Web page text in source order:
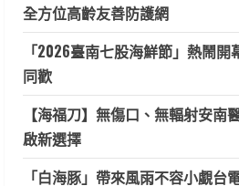
全方位高齡友善防護網
「2026臺南七股海鮮節」熱鬧
同歡
【海福刀】無傷口、無輻射安南
啟新選擇
「白海豚」帶來風雨不容小覷台